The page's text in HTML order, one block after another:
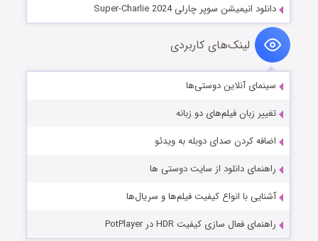
دانلود انیمیشن سوپر چارلی Super-Charlie 2024
لینک‌های کاربردی
سینمای آنلاین دوستی‌ها
تغییر زبان فیلم‌های دو زبانه
اضافه کردن صدای دوبله به ویدئو
راهنمای دانلود از سایت دوستی ها
آشنایی با انواع کیفیت فیلم‌ها و سریال‌ها
راهنمای فعال سازی کیفیت HDR در PotPlayer